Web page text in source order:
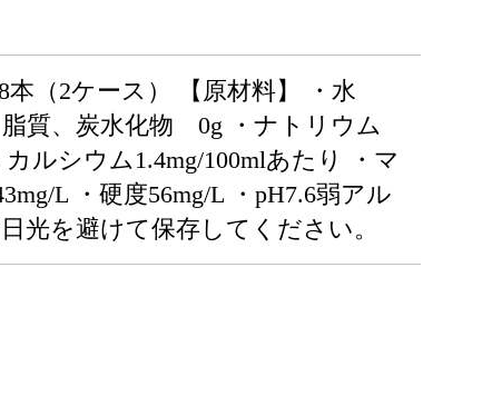
（2ケース） 【原材料】 ・水
脂質、炭水化物 0g ・ナトリウム
ルシウム1.4mg/100mlあたり ・マ
L ・硬度56mg/L ・pH7.6弱アル
光を避けて保存してください。